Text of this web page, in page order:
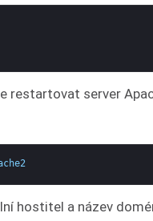
restartovat server
hostitel a název